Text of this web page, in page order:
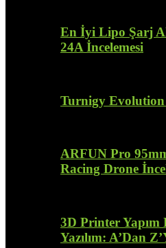
En İyi Lipo Şarj
24A İncelemesi
Turnigy Evolution
ARFUN Pro
Racing Drone
3D Printer Yapım
Yazılım: A’Dan